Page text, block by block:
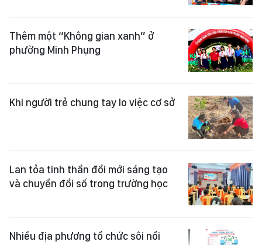
Thêm một “Không gian xanh” ở
phường Minh Phụng
Khi người trẻ chung tay lo việc cơ sở
Lan tỏa tinh thần đổi mới sáng tạo
và chuyển đổi số trong trường học
Nhiều địa phương tổ chức sôi nổi